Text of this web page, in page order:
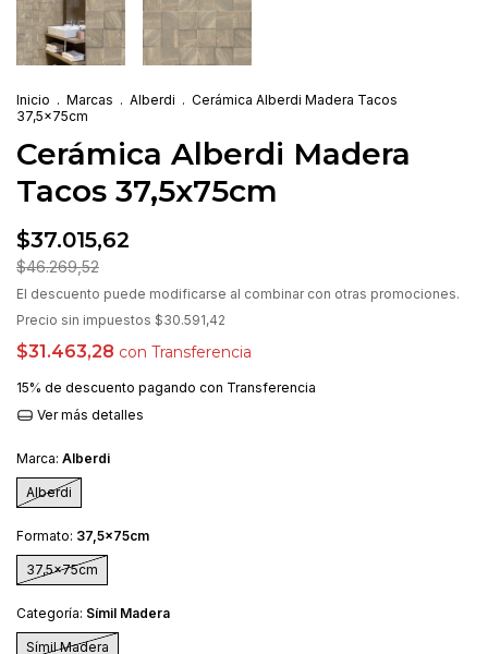
Inicio . Marcas . Alberdi . Cerámica Alberdi Madera Tacos
37,5x75cm
Cerámica Alberdi Madera
Tacos 37,5x75cm
$37.015,62
$46.269,52
El descuento puede modificarse al combinar con otras promociones.
Precio sin impuestos $30.591,42
$31.463,28 con Transferencia
15% de descuento pagando con Transferencia
Ver más detalles
Marca: Alberdi
Alberdi
Formato: 37,5x75cm
37,5x75cm
Categoría: Símil Madera
Símil Madera